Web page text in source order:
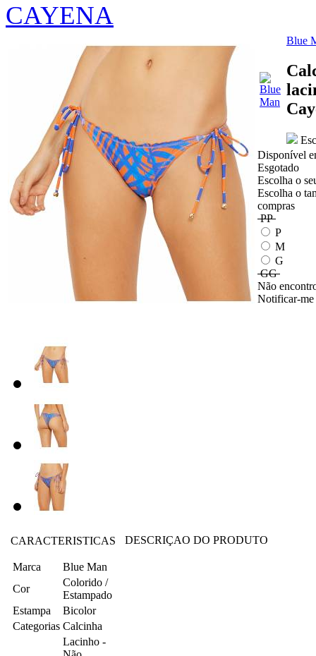
CAYENA
Blue
Disponível
Esgotado
Escolha o
Escolha o
compras
PP
P
M
G
GG
Não
Notificar-me
CARACTERISTICAS
Marca
Blue Man
Cor
Colorido /
Estampado
Estampa
Bicolor
Categorias Calcinha
Lacinho -
DESCRIÇAO DO PRODUTO